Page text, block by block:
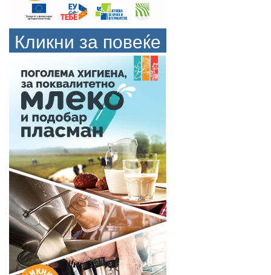
Кликни за повеќе